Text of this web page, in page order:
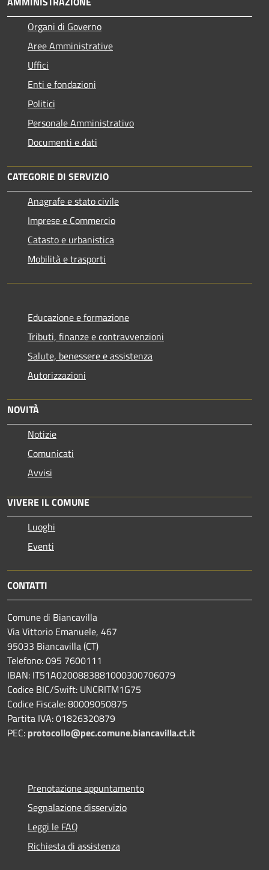
Organi di Governo
Aree Amministrative
Uffici
Enti e fondazioni
Politici
Personale Amministrativo
Documenti e dati
CATEGORIE DI SERVIZIO
Anagrafe e stato civile
Imprese e Commercio
Catasto e urbanistica
Mobilità e trasporti
Educazione e formazione
Tributi, finanze e contravvenzioni
Salute, benessere e assistenza
Autorizzazioni
NOVITÀ
Notizie
Comunicati
Avvisi
VIVERE IL COMUNE
Luoghi
Eventi
CONTATTI
Comune di Biancavilla
Via Vittorio Emanuele, 467
95033 Biancavilla (CT)
Telefono: 095 7600111
IBAN: IT51A0200883881000300706079
Codice BIC/Swift: UNCRITM1G75
Codice Fiscale: 80009050875
Partita IVA: 01826320879
PEC: protocollo@pec.comune.biancavilla.ct.it
Prenotazione appuntamento
Segnalazione disservizio
Leggi le FAQ
Richiesta di assistenza